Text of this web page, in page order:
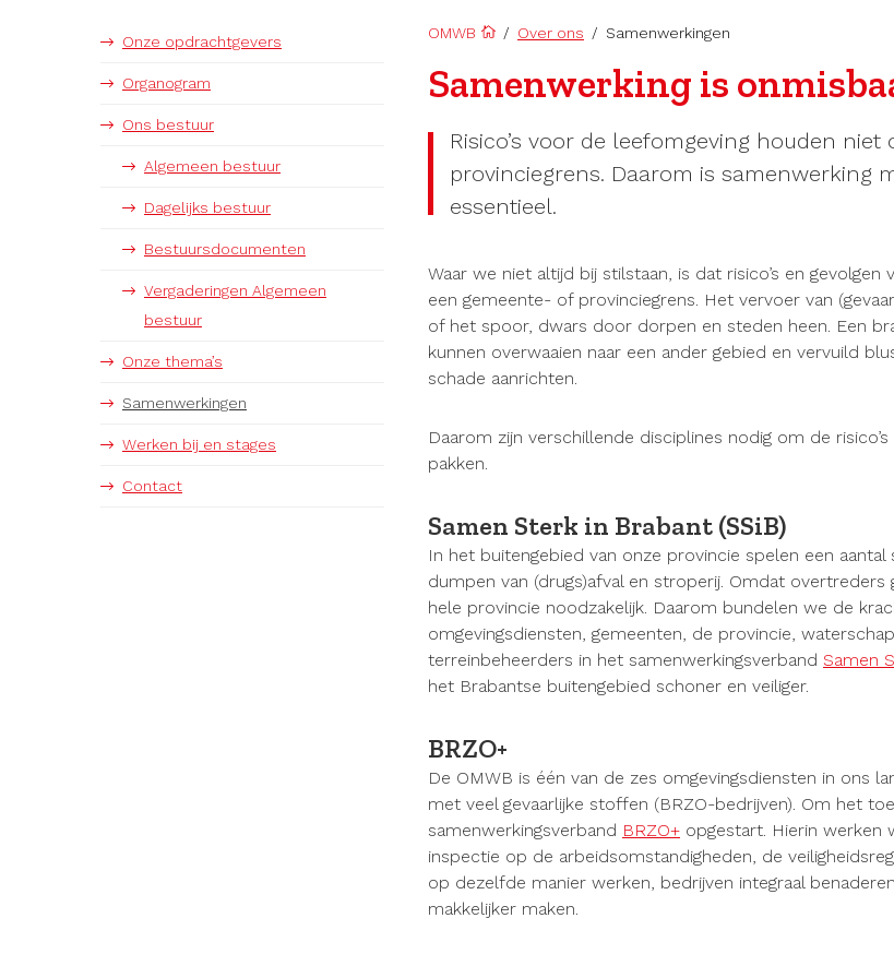
OMWB / Over ons / Samenwerkingen
Samenwerking is
Risico’s voor de leefomgeving houden
provinciegrens. Daarom is samenwerking
essentieel.
Waar we niet altijd bij stilstaan, is dat risico’s en
een gemeente- of provinciegrens. Het vervoer van
of het spoor, dwars door dorpen en steden heen. Een
kunnen overwaaien naar een ander gebied en vervuild
schade aanrichten.
Daarom zijn verschillende disciplines nodig om de
pakken.
Samen Sterk in Brabant (SSiB)
In het buitengebied van onze provincie spelen een
dumpen van (drugs)afval en stroperij. Omdat overtreders
hele provincie noodzakelijk. Daarom bundelen we de
omgevingsdiensten, gemeenten, de provincie,
terreinbeheerders in het samenwerkingsverband Samen
het Brabantse buitengebied schoner en veiliger.
BRZO+
De OMWB is één van de zes omgevingsdiensten in ons
met veel gevaarlijke stoffen (BRZO-bedrijven). Om het
samenwerkingsverband BRZO+ opgestart. Hierin werken
inspectie op de arbeidsomstandigheden, de
op dezelfde manier werken, bedrijven integraal
makkelijker maken.
Onze opdrachtgevers
Organogram
Ons bestuur
Algemeen bestuur
Dagelijks bestuur
Bestuursdocumenten
Vergaderingen Algemeen
bestuur
Onze thema’s
Samenwerkingen
Werken bij en stages
Contact